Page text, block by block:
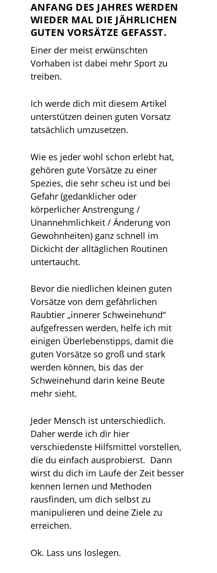
ANFANG DES JAHRES WERDEN
WIEDER MAL DIE JÄHRLICHEN
GUTEN VORSÄTZE GEFASST.
Einer der meist erwünschten
Vorhaben ist dabei mehr Sport zu
treiben.
Ich werde dich mit diesem Artikel
unterstützen deinen guten Vorsatz
tatsächlich umzusetzen.
Wie es jeder wohl schon erlebt hat,
gehören gute Vorsätze zu einer
Spezies, die sehr scheu ist und bei
Gefahr (gedanklicher oder
körperlicher Anstrengung /
Unannehmlichkeit / Änderung von
Gewohnheiten) ganz schnell im
Dickicht der alltäglichen Routinen
untertaucht.
Bevor die niedlichen kleinen guten
Vorsätze von dem gefährlichen
Raubtier „innerer Schweinehund“
aufgefressen werden, helfe ich mit
einigen Überlebenstipps, damit die
guten Vorsätze so groß und stark
werden können, bis das der
Schweinehund darin keine Beute
mehr sieht.
Jeder Mensch ist unterschiedlich.
Daher werde ich dir hier
verschiedenste Hilfsmittel vorstellen,
die du einfach ausprobierst. Dann
wirst du dich im Laufe der Zeit besser
kennen lernen und Methoden
rausfinden, um dich selbst zu
manipulieren und deine Ziele zu
erreichen.
Ok. Lass uns loslegen.